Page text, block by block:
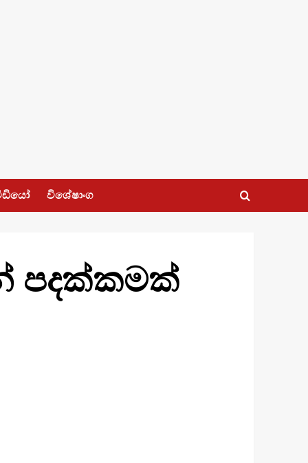
විශේෂාංග
පදක්කමක්